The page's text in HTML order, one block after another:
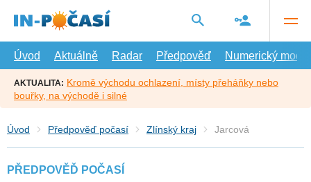
hlavní
Úvod
Aktuálně Radar Předpověď Numerický model
AKTUALITA: Kromě východu ochlazení, místy přeháňky nebo
bouřky, na východě i silné
Úvod Předpověď počasí Zlínský kraj Jarcová
PŘEDPOVĚĎ POČASÍ